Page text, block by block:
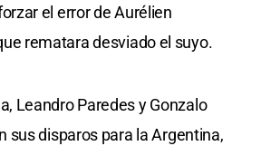
el error de Aurélien
rematara desviado el suyo.
Leandro Paredes y Gonzalo
sus disparos para la Argentina,